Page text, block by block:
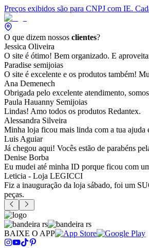
Preços exibidos são para CNPJ com IE.
O que dizem nossos clientes?
Jessica Oliveira
O site é ótimo! Bem organizado. E
Paradise semijoias
O site é excelente e os produtos também!
Ana Demenech
Obrigada pelo excelente atendimento,
Paula Hauanny Semijoias
Lindas! Amo todos os produtos Redantex.
Alessandra Silveira
Minha loja ficou mais linda com a tua ajuda
Luis Aguiar
Já chegou aqui! Vocês estão de parabéns
Denise Borba
Eu mudei até minha ID porque ficou com
Leticia - Loja LEGICCI
Fiz a inauguração da loja sábado, foi um
peças.
BAIXE O APP